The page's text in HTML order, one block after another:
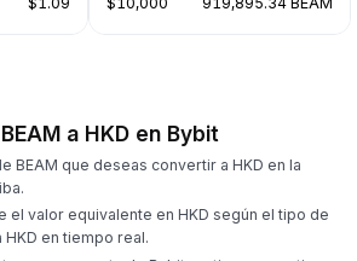
a HKD en Bybit
BEAM que deseas convertir a HKD en la
el valor equivalente en HKD según el tipo de
HKD en tiempo real.